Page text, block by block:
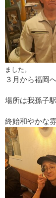
ました。
３月から福岡
場所は我孫子
終始和やかな